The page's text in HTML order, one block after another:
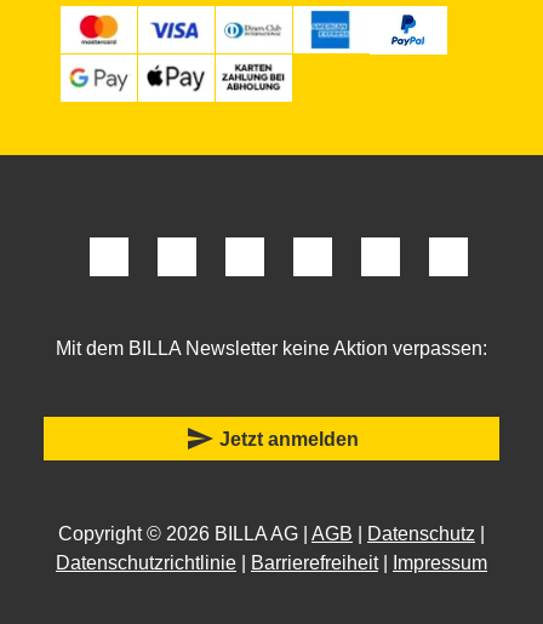
Mit dem BILLA Newsletter keine Aktion verpassen:
send Jetzt anmelden
Copyright © 2026 BILLA AG | AGB Datenschutz
Datenschutzrichtlinie
Barrierefreiheit| Impressum